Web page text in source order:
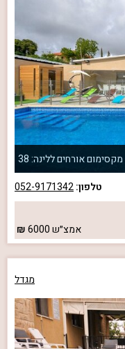
מקסימום אורחים ללינה: 38
טלפון:052-9171342
אמצ״ש6000
מגדל